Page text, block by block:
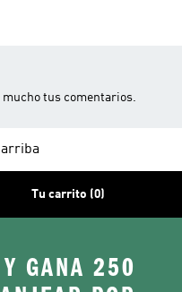
mucho tus comentarios.
arriba
Tu carrito (0)
GANA 250